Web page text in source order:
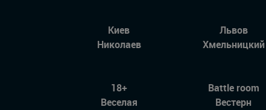
Киев
Львов
Николаев
Хмельницкий
18+
Battle room
Веселая
Вестерн